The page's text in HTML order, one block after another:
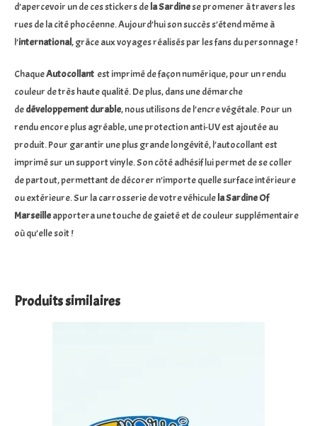
d’apercevoir un de ces stickers dela Sardinese promener à travers les
rues de la cité phocéenne. Aujourd’hui son succès s’étend même à
l’international, grâce aux voyages réalisés par les fans du personnage !
ChaqueAutocollant est imprimé de façon numérique, pour un rendu
couleur de très haute qualité. De plus, dans une démarche
dedéveloppement durable, nous utilisons de l’encre végétale. Pour un
rendu encore plus agréable, une protection anti-UV est ajoutée au
produit. Pour garantir une plus grande longévité, l’autocollant est
imprimé sur un support vinyle. Son côté adhésif lui permet de se coller
de partout, permettant de décorer n’importe quelle surface intérieure
ou extérieure. Sur la carrosserie de votre véhiculela Sardine Of
Marseilleapportera une touche de gaieté et de couleur supplémentaire
où qu’elle soit !
Produits similaires